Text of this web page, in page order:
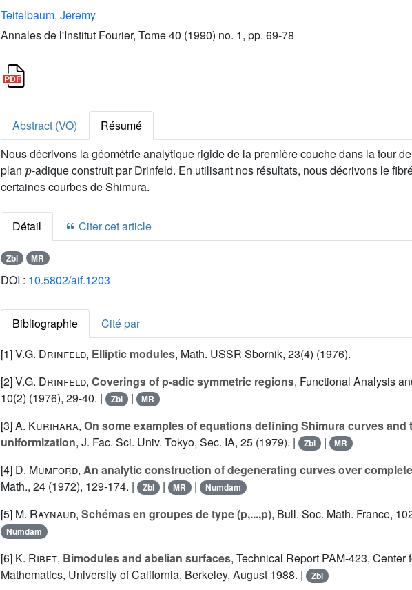
Teitelbaum, Jeremy
Annales de l'Institut Fourier, Tome 40 (1990) no. 1, pp. 69-78
Abstract (VO)
Résumé
Nous décrivons la géométrie analytique rigide de la première couche dans la tour
plan
p
-adique construit par Drinfeld. En utilisant nos résultats, nous décrivons le
certaines courbes de Shimura.
Détail Citer cet article
Zbl MR
DOI : 10.5802/aif.1203
Bibliographie
Cité par
[1]V.G. Drinfeld, Elliptic modules, Math. USSR Sbornik, 23(4) (1976).
[2]V.G. Drinfeld, Coverings of p-adic symmetric regions, Functional Analysis
10(2) (1976), 29-40. |
Zbl | MR
[3]A. Kurihara, On some examples of equations defining Shimura curves and
uniformization, J. Fac. Sci. Univ. Tokyo, Sec. IA, 25 (1979). | Zbl | MR
[4] D. Mumford, An analytic construction of degenerating curves over
Math., 24 (1972), 129-174. |
Zbl | MR | Numdam
[5] M. Raynaud, Schémas en groupes de type (p,...,p), Bull. Soc. Math. France,
Numdam
[6] K. Ribet, Bimodules and abelian surfaces, Technical Report PAM-423, Center
Mathematics, University of California, Berkeley, August 1988. |
Zbl